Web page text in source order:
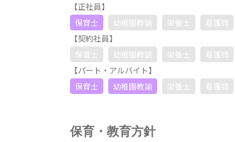
【正社員】
保育士
幼稚園教諭 栄養士 看護師
【契約社員】
保育士
幼稚園教諭 栄養士 看護師
【パート・アルバイト】
保育士
幼稚園教諭 栄養士 看護師
保育・教育方針